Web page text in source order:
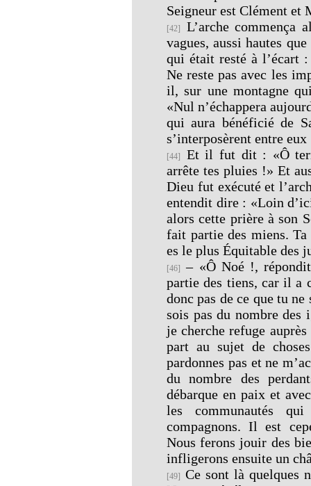
Seigneur est Clément et
[42]
L’arche commença
vagues, aussi hautes
qui était resté à l’écart
Ne reste pas avec les
il, sur une montagne
«Nul n’échappera
qui aura bénéficié de
s’interposèrent entre
[44]
Et il fut dit : «Ô
arrête tes pluies !» Et
Dieu fut exécuté et
entendit dire : «Loin
alors cette prière à son
fait partie des miens.
es le plus Équitable des
[46] – «Ô Noé !,
partie des tiens, car il a
donc pas de ce que tu
sois pas du nombre des
je cherche refuge
part au sujet de
pardonnes pas et ne
du nombre des
débarque en paix et
les communautés
compagnons. Il est
Nous ferons jouir des
infligerons ensuite un
[49] Ce sont là quelques